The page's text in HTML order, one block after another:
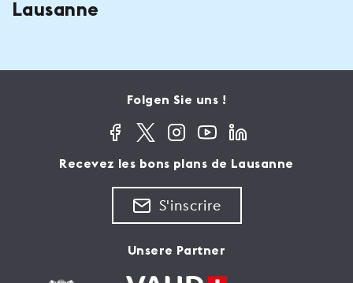
Lausanne
Folgen Sie uns !
Recevez les bons plans de Lausanne
S'inscrire
Unsere Partner